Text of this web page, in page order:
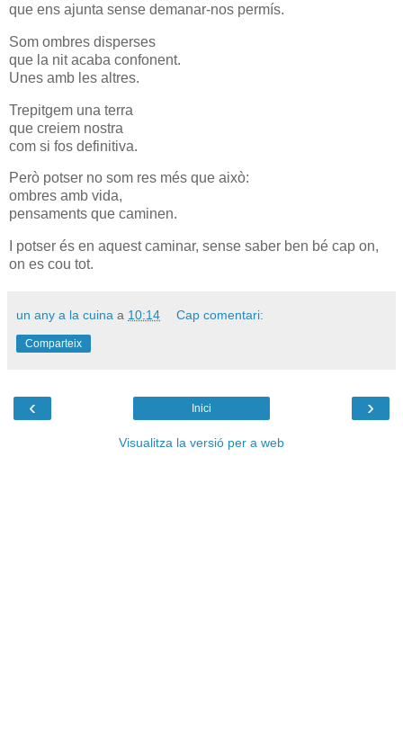
que ens ajunta sense demanar-nos permís.
Som ombres disperses
que la nit acaba confonent.
Unes amb les altres.
Trepitgem una terra
que creiem nostra
com si fos definitiva.
Però potser no som res més que això:
ombres amb vida,
pensaments que caminen.
I potser és en aquest caminar, sense saber ben bé cap on,
on es cou tot.
un any a la cuina a 10:14 Cap comentari:
Comparteix
‹ ›
Inici
Visualitza la versió per a web